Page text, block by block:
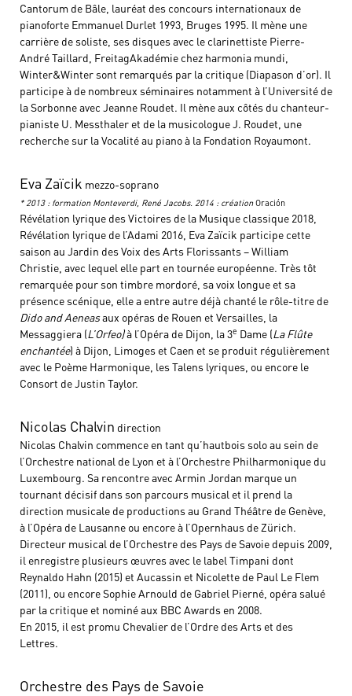
Cantorum de Bâle, lauréat des concours internationaux de
pianoforte Emmanuel Durlet 1993, Bruges 1995. Il mène une
carrière de soliste, ses disques avec le clarinettiste Pierre-
André Taillard, FreitagAkadémie chez harmonia mundi,
Winter&Winter sont remarqués par la critique (Diapason d’or). Il
participe à de nombreux séminaires notamment à l’Université de
la Sorbonne avec Jeanne Roudet. Il mène aux côtés du chanteur-
pianiste U. Messthaler et de la musicologue J. Roudet, une
recherche sur la Vocalité au piano à la Fondation Royaumont.
Eva Zaïcik mezzo-soprano
* 2013 : formation Monteverdi, René Jacobs. 2014 : créationOración
Révélation lyrique des Victoires de la Musique classique 2018,
Révélation lyrique de l’Adami 2016, Eva Zaïcik participe cette
saison au Jardin des Voix des Arts Florissants – William
Christie, avec lequel elle part en tournée européenne. Très tôt
remarquée pour son timbre mordoré, sa voix longue et sa
présence scénique, elle a entre autre déjà chanté le rôle-titre de
Dido and Aeneasaux opéras de Rouen et Versailles, la
Messaggiera (L’Orfeo)à l’Opéra de Dijon, la 3e Dame (La Flûte
enchantée) à Dijon, Limoges et Caen et se produit régulièrement
avec le Poème Harmonique, les Talens lyriques, ou encore le
Consort de Justin Taylor.
Nicolas Chalvin direction
Nicolas Chalvin commence en tant qu’hautbois solo au sein de
l’Orchestre national de Lyon et à l’Orchestre Philharmonique du
Luxembourg. Sa rencontre avec Armin Jordan marque un
tournant décisif dans son parcours musical et il prend la
direction musicale de productions au Grand Théâtre de Genève,
à l’Opéra de Lausanne ou encore à l’Opernhaus de Zürich.
Directeur musical de l’Orchestre des Pays de Savoie depuis 2009,
il enregistre plusieurs œuvres avec le label Timpani dont
Reynaldo Hahn (2015) et Aucassin et Nicolette de Paul Le Flem
(2011), ou encore Sophie Arnould de Gabriel Pierné, opéra salué
par la critique et nominé aux BBC Awards en 2008.
En 2015, il est promu Chevalier de l’Ordre des Arts et des
Lettres.
Orchestre des Pays de Savoie